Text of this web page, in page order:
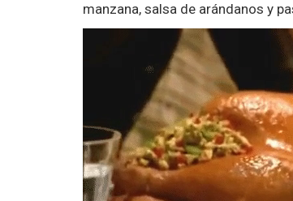
manzana, salsa de arándanos y